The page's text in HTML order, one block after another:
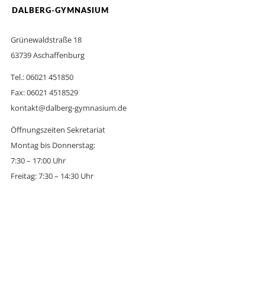
DALBERG-GYMNASIUM
Grünewaldstraße 18
63739 Aschaffenburg
Tel.: 06021 451850
Fax: 06021 4518529
kontakt@dalberg-gymnasium.de
Öffnungszeiten Sekretariat
Montag bis Donnerstag:
7:30 – 17:00 Uhr
Freitag: 7:30 – 14:30 Uhr